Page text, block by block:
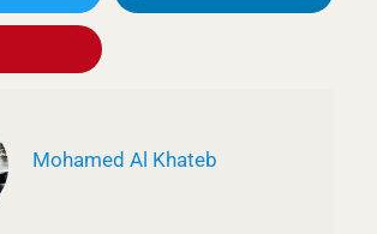
Mohamed Al Khateb